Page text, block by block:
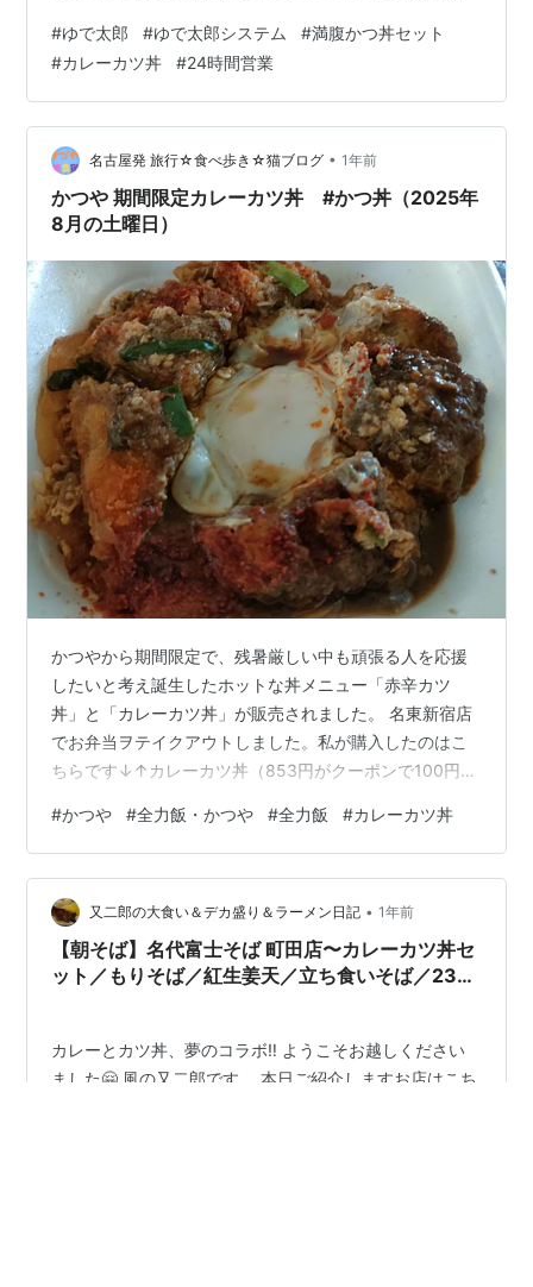
お願いします🙇 もつ次郎併設店ですので、当然もつ次郎
メニューも選べるようになっております。 今回は前から
やってみたかったアレンジがありますので、こちらをオ
ーダー💁‍♀️ 満腹かつ丼セット（冷そば）＋そば大盛＋ご飯
大盛 全部で¥1340（通常価格）でございます。…
#ゆで太郎 #ゆで太郎システム #満腹かつ丼セット
#カレーカツ丼 #24時間営業
名古屋発 旅行☆食べ歩き☆猫ブログ • 1年前
かつや 期間限定カレーカツ丼 #かつ丼（2025年
8月の土曜日）
かつやから期間限定で、残暑厳しい中も頑張る人を応援
したいと考え誕生したホットな丼メニュー「赤辛カツ
丼」と「カレーカツ丼」が販売されました。 名東新宿店
でお弁当ヲテイクアウトしました。私が購入したのはこ
ちらです↓↑カレーカツ丼（853円がクーポンで100円引
「ひき肉とニラ、ラー油と唐辛子をトッピングした「赤
辛カツ丼」にかつやのカレーを合わせた「カレーカツ
丼」」と説明されています。 食べてみた感想ですが、カ
ツカレーとカレーカツ丼と何が違うんだろうと思ってい
ましたが全く違いました。結構辛かったです。中辛かそ
れより少し辛いくらいかな。半熟玉子を混ぜ…
#かつや #全力飯・かつや #全力飯 #カレーカツ丼
又二郎の大食い＆デカ盛り＆ラーメン日記 • 1年前
【朝そば】名代富士そば 町田店〜カレーカツ丼セ
ット／もりそば／紅生姜天／立ち食いそば／23時